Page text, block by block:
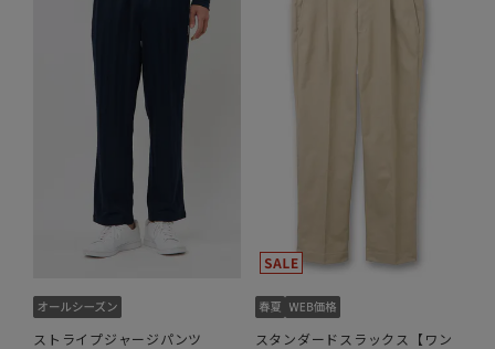
ストライプジャージパンツ スタンダードスラックス【ワン